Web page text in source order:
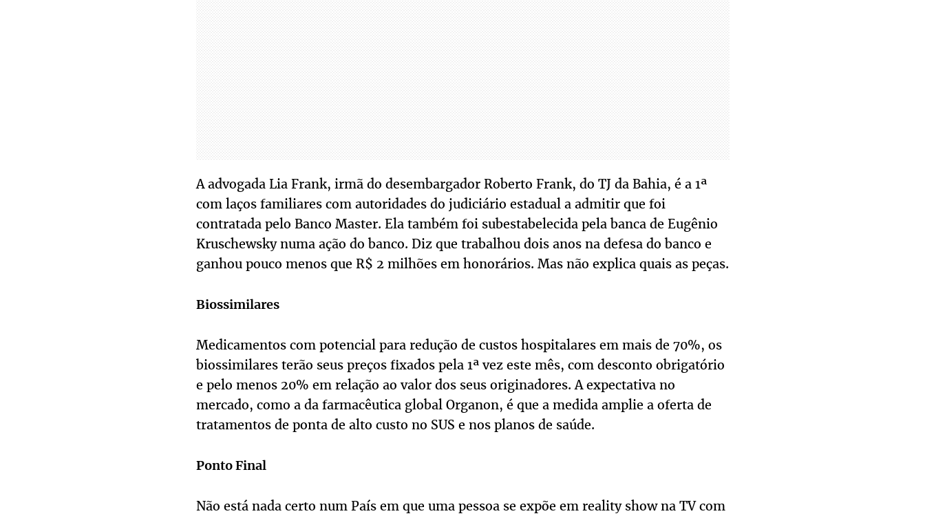
A advogada Lia Frank, irmã do desembargador Roberto Frank, do TJ da Bahia, é a 1ª
com laços familiares com autoridades do judiciário estadual a admitir que foi
contratada pelo Banco Master. Ela também foi subestabelecida pela banca de Eugênio
Kruschewsky numa ação do banco. Diz que trabalhou dois anos na defesa do banco e
ganhou pouco menos que R$ 2 milhões em honorários. Mas não explica quais as peças.
Biossimilares
Medicamentos com potencial para redução de custos hospitalares em mais de 70%, os
biossimilares terão seus preços fixados pela 1ª vez este mês, com desconto obrigatório
e pelo menos 20% em relação ao valor dos seus originadores. A expectativa no
mercado, como a da farmacêutica global Organon, é que a medida amplie a oferta de
tratamentos de ponta de alto custo no SUS e nos planos de saúde.
Ponto Final
Não está nada certo num País em que uma pessoa se expõe em reality show na TV com